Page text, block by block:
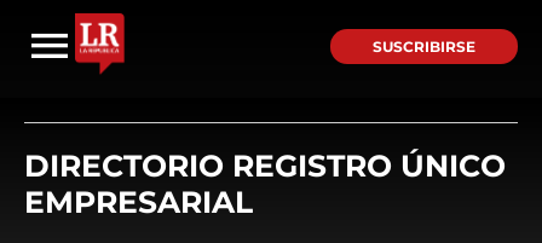
SUSCRIBIRSE
DIRECTORIO REGISTRO ÚNICO
EMPRESARIAL